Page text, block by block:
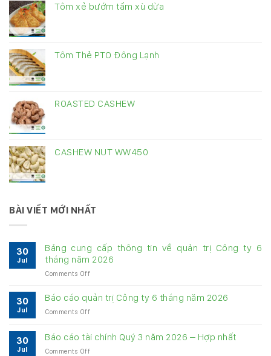
Tôm xẻ bướm tẩm xù dừa
Tôm Thẻ PTO Đông Lạnh
ROASTED CASHEW
CASHEW NUT WW450
BÀI VIẾT MỚI NHẤT
30
Jul
Bảng cung cấp thông tin về quản trị Công ty 6
tháng năm 2026
Comments Offon
cung
về
30
Jul
Báo cáo quản trị Công ty 6 tháng năm 2026
Comments Offon
quản
30
Jul
Báo cáo tài chính Quý 3 năm 2026 – Hợp nhất
Comments Offon